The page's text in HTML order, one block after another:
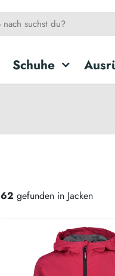
Schuhe
62 gefunden in Jacken